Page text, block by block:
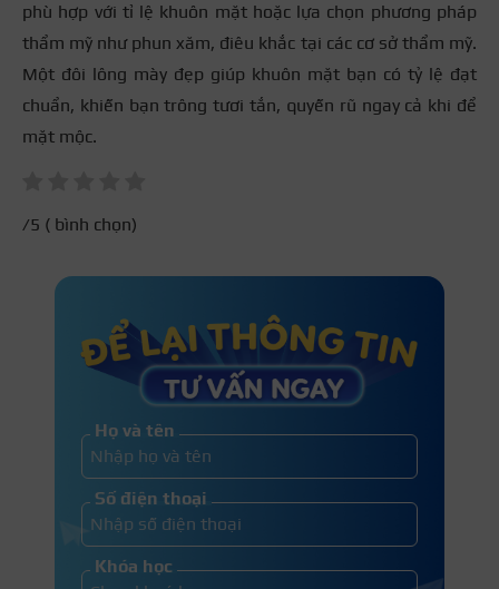
phù hợp với tỉ lệ khuôn mặt hoặc lựa chọn phương pháp
thẩm mỹ như phun xăm, điêu khắc tại các cơ sở thẩm mỹ.
Một đôi lông mày đẹp giúp khuôn mặt bạn có tỷ lệ đạt
chuẩn, khiến bạn trông tươi tắn, quyến rũ ngay cả khi để
mặt mộc.
/5 ( bình chọn)
Họ và tên
Số điện thoại
Khóa học